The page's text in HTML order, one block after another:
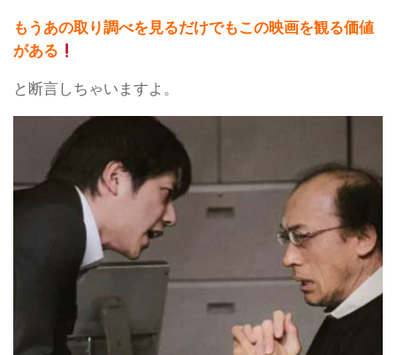
もうあの取り調べを見るだけでもこの映画を観る価値
がある
と断言しちゃいますよ。